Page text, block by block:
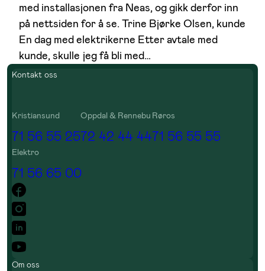
med installasjonen fra Neas, og gikk derfor inn
på nettsiden for å se. Trine Bjørke Olsen, kunde
En dag med elektrikerne Etter avtale med
kunde, skulle jeg få bli med…
Kontakt oss
Kristiansund
71 56 55 25
Oppdal & Rennebu
72 42 44 44
Røros
71 56 55 55
Elektro
71 56 65 00
Om oss